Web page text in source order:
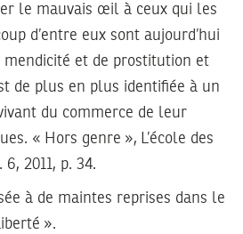
le mauvais œil à ceux qui les
d’entre eux sont aujourd’hui
mendicité et de prostitution et
de plus en plus identifiée à un
du commerce de leur
« Hors genre », L’école des
2011, p. 34.
à de maintes reprises dans le
».